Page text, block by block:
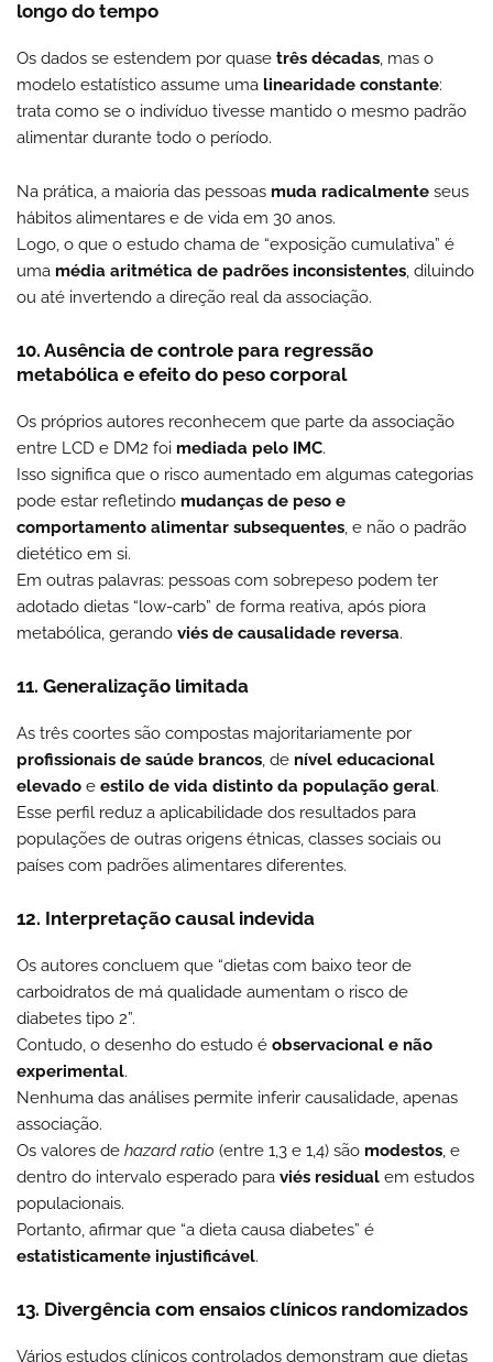
longo do tempo
Os dados se estendem por quase três décadas, mas o
modelo estatístico assume uma linearidade constante:
trata como se o indivíduo tivesse mantido o mesmo padrão
alimentar durante todo o período.
Na prática, a maioria das pessoas muda radicalmente seus
hábitos alimentares e de vida em 30 anos.
Logo, o que o estudo chama de “exposição cumulativa” é
uma média aritmética de padrões inconsistentes, diluindo
ou até invertendo a direção real da associação.
10. Ausência de controle para regressão
metabólica e efeito do peso corporal
Os próprios autores reconhecem que parte da associação
entre LCD e DM2 foi mediada pelo IMC.
Isso significa que o risco aumentado em algumas categorias
pode estar refletindo mudanças de peso e
comportamento alimentar subsequentes, e não o padrão
dietético em si.
Em outras palavras: pessoas com sobrepeso podem ter
adotado dietas “low-carb” de forma reativa, após piora
metabólica, gerando viés de causalidade reversa.
11. Generalização limitada
As três coortes são compostas majoritariamente por
profissionais de saúde brancos, de nível educacional
elevado e estilo de vida distinto da população geral.
Esse perfil reduz a aplicabilidade dos resultados para
populações de outras origens étnicas, classes sociais ou
países com padrões alimentares diferentes.
12. Interpretação causal indevida
Os autores concluem que “dietas com baixo teor de
carboidratos de má qualidade aumentam o risco de
diabetes tipo 2”.
Contudo, o desenho do estudo é observacional e não
experimental.
Nenhuma das análises permite inferir causalidade, apenas
associação.
Os valores de hazard ratio (entre 1,3 e 1,4) são modestos, e
dentro do intervalo esperado para viés residual em estudos
populacionais.
Portanto, afirmar que “a dieta causa diabetes” é
estatisticamente injustificável.
13. Divergência com ensaios clínicos randomizados
Vários estudos clínicos controlados demonstram que dietas